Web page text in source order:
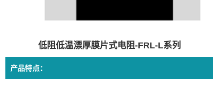
低阻低温漂厚膜片式电阻-FRL-L系列
产品特点：